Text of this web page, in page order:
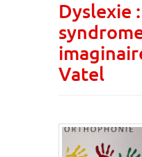
Dyslexie
Vatel